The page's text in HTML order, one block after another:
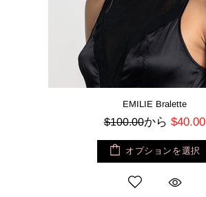
EMILIE Bralette
$100.00から $40.00
オプションを選択